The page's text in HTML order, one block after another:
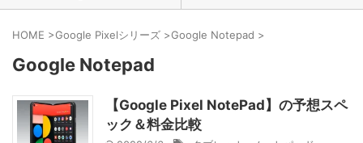
HOME >Google Pixelシリーズ >Google Notepad >
Google Notepad
【Google Pixel NotePad】の予想スペ
ック＆料金比較